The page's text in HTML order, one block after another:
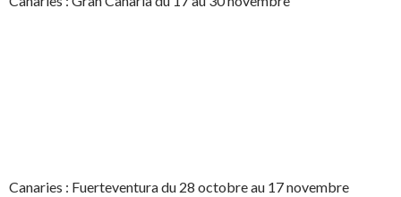
Canaries : Fuerteventura du 28 octobre au 17 novembre